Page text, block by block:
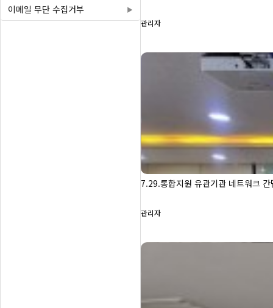
이메일 무단 수집거부
관리자
7.29.통합지원 유관기관 네트워크
관리자